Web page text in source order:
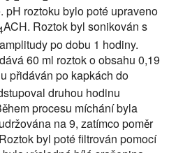
roztoku bylo poté upraveno
ACH. Roztok byl sonikován s
po dobu 1 hodiny.
60 ml roztok o obsahu 0,19
přidáván po kapkách do
druhou hodinu
procesu míchání byla
na 9, zatímco poměr
byl poté filtrován pomocí